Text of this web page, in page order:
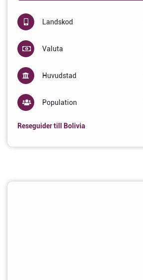
Landskod
Valuta
Huvudstad
Population
Reseguider till Bolivia